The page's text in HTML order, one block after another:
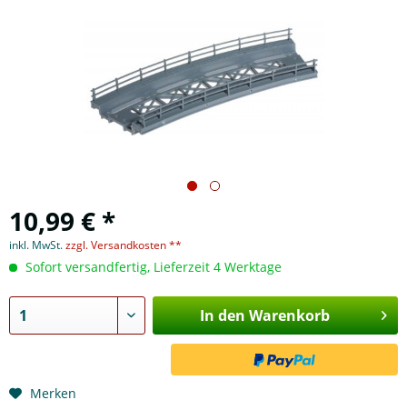
10,99 € *
inkl. MwSt.zzgl. Versandkosten **
Sofort versandfertig, Lieferzeit 4 Werktage
In den Warenkorb
Merken